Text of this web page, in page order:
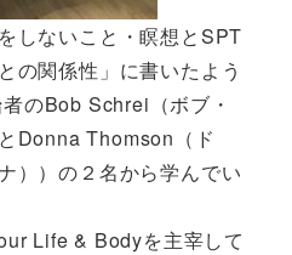
しないこと・瞑想とSPT
の関係性 」に書いたよう
のBob Schrei（ボブ・
Donna Thomson（ド
））の２名から学んでい
Life & Bodyを主宰して